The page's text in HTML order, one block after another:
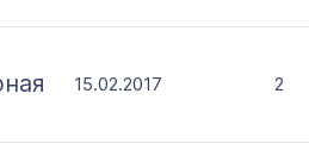
15.02.2017 2